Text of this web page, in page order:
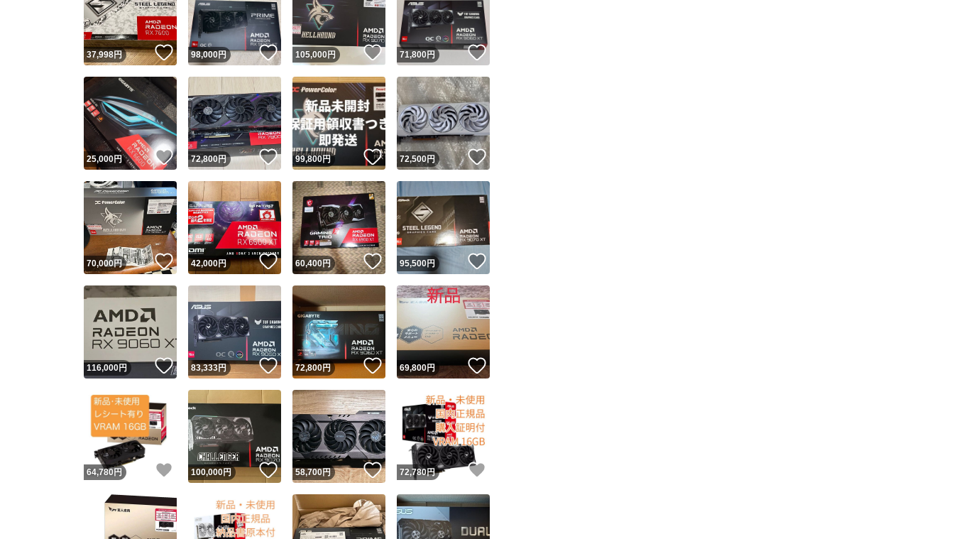
37,998円 いいね！
98,000円 いいね！
105,000円 いいね！
71,800円
25,000円 いいね！
72,800円 いいね！
99,800円 いいね！
72,500円 いいね！
70,000円 いいね！
42,000円 いいね！
60,400円 いいね！
95,500円
116,000円 いいね！
83,333円 いいね！
72,800円 いいね！
69,800円 いいね！
64,780 円 いいね！
100,000円 いいね！
58,700円 いいね！
72,780円